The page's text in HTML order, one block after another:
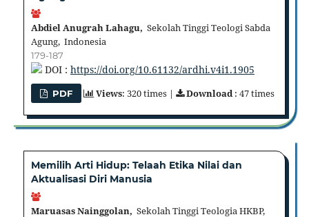
Abdiel Anugrah Lahagu, Sekolah Tinggi Teologi Sabda
Agung, Indonesia
179-187
DOI : https://doi.org/10.61132/ardhi.v4i1.1905
PDF Views: 320 times | Download: 47 times
Memilih Arti Hidup: Telaah Etika Nilai dan
Aktualisasi Diri Manusia
Maruasas Nainggolan, Sekolah Tinggi Teologia HKBP,